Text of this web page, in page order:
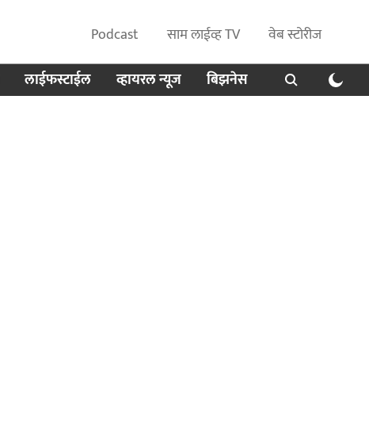
Podcast साम लाईव्ह TV
वेब स्टोरीज
लाईफस्टाईल व्हायरल न्यूज बिझनेस